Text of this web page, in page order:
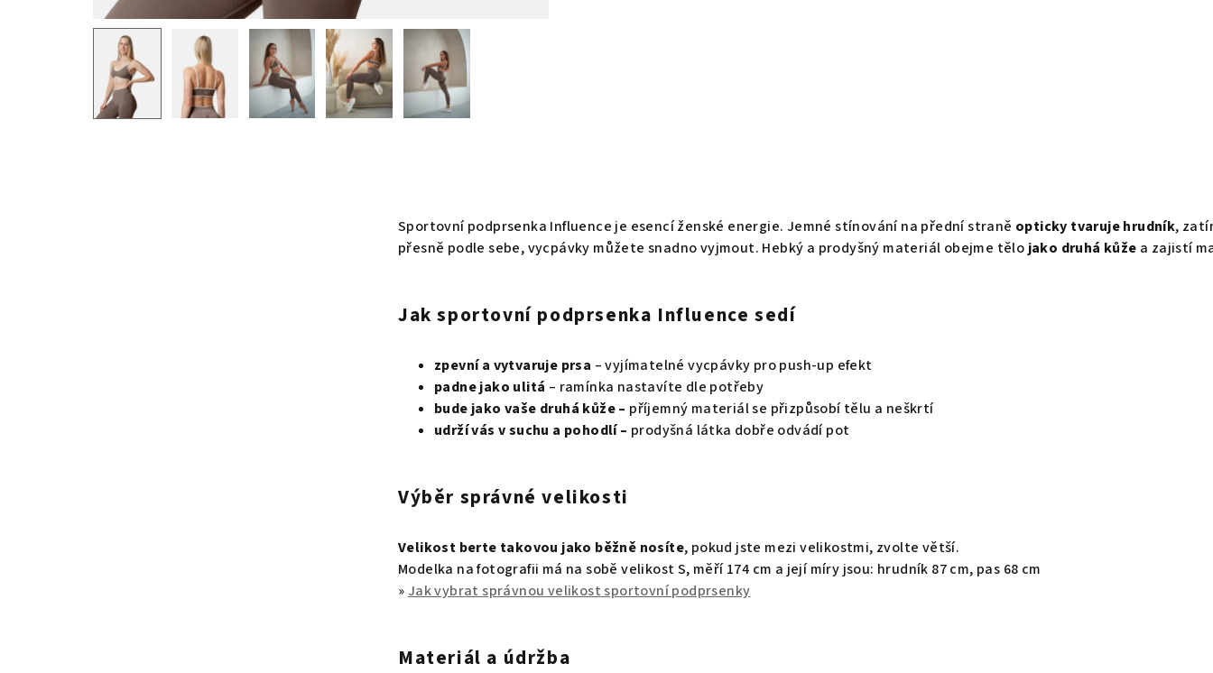
Sportovní podprsenka Influence je esencí ženské energie. Jemné stínování na přední straně opticky tvaruje hrudník,
přesně podle sebe, vycpávky můžete snadno vyjmout. Hebký a prodyšný materiál obejme tělo jako druhá kůže a zajistí
Jak sportovní podprsenka Influence sedí
zpevní a vytvaruje prsa – vyjímatelné vycpávky pro push-up efekt
padne jako ulitá – ramínka nastavíte dle potřeby
bude jako vaše druhá kůže – příjemný materiál se přizpůsobí tělu a neškrtí
udrží vás v suchu a pohodlí – prodyšná látka dobře odvádí pot
Výběr správné velikosti
Velikost berte takovou jako běžně nosíte, pokud jste mezi velikostmi, zvolte větší.
Modelka na fotografii má na sobě velikost S, měří 174 cm a její míry jsou: hrudník 87 cm, pas 68 cm
» Jak vybrat správnou velikost sportovní podprsenky
Materiál a údržba